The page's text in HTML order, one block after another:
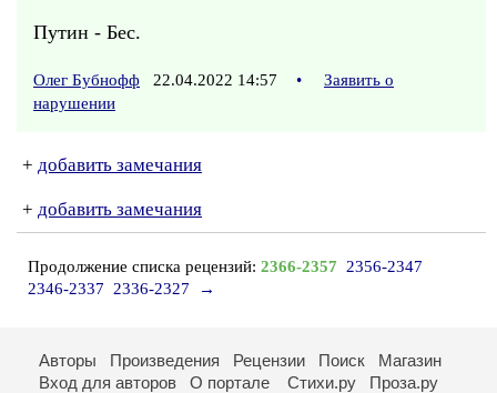
Путин - Бес.
Олег Бубнофф 22.04.2022 14:57 •
Заявить о
нарушении
+ добавить замечания
+ добавить замечания
Продолжение списка рецензий: 2366-2357
2356-2347
2346-2337
2336-2327 →
Авторы Произведения Рецензии Поиск
Магазин
Вход для авторов
О портале Стихи.ру Проза.ру